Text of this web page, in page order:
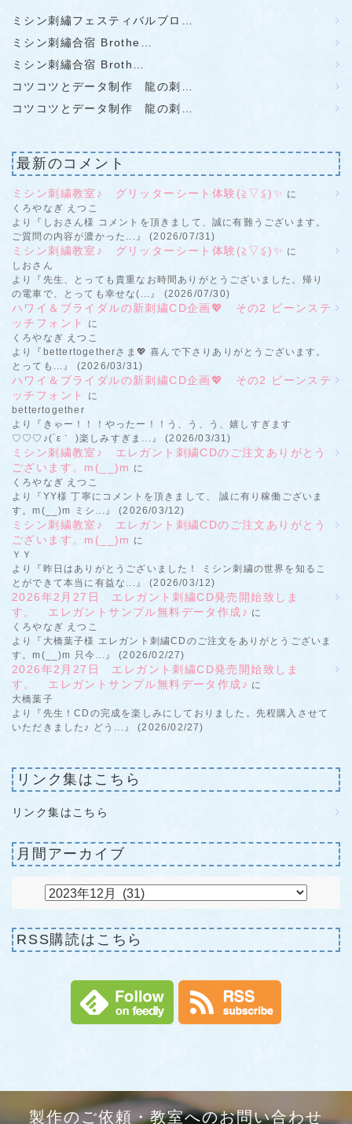
ミシン刺繡フェスティバルブロ…
ミシン刺繡合宿 Brothe…
ミシン刺繡合宿 Broth…
コツコツとデータ制作 龍の刺…
コツコツとデータ制作 龍の刺…
最新のコメント
ミシン刺繍教室♪ グリッターシート体験(≧▽≦)✨ に
くろやなぎ えつこ
より『しおさん様 コメントを頂きまして、誠に有難うございます。
ご質問の内容が濃かった...』 (2026/07/31)
ミシン刺繍教室♪ グリッターシート体験(≧▽≦)✨ に
しおさん
より『先生、とっても貴重なお時間ありがとうございました。帰り
の電車で、とっても幸せな(...』 (2026/07/30)
ハワイ＆ブライダルの新刺繍CD企画💖 その2 ビーンステ
ッチフォント
に
くろやなぎ えつこ
より『bettertogetherさま💖 喜んで下さりありがとうございます。
とっても...』 (2026/03/31)
ハワイ＆ブライダルの新刺繍CD企画💖 その2 ビーンステ
ッチフォント
に
bettertogether
より『きゃー！！！やったー！！う、う、う、嬉しすぎます
♡♡♡♪(´ε｀ )楽しみすぎま...』 (2026/03/31)
ミシン刺繍教室♪ エレガント刺繍CDのご注文ありがとう
ございます。m(__)m に
くろやなぎ えつこ
より『YY様 丁寧にコメントを頂きまして、 誠に有り稼働ございま
す。m(__)m ミシ...』 (2026/03/12)
ミシン刺繍教室♪ エレガント刺繍CDのご注文ありがとう
ございます。m(__)m に
ＹＹ
より『昨日はありがとうございました！ ミシン刺繍の世界を知るこ
とができて本当に有益な...』 (2026/03/12)
2026年2月27日 エレガント刺繍CD発売開始致しま
す。 エレガントサンプル無料データ作成♪ に
くろやなぎ えつこ
より『大橋葉子様 エレガント刺繍CDのご注文をありがとうございま
す。m(__)m 只今...』 (2026/02/27)
2026年2月27日 エレガント刺繍CD発売開始致しま
す。 エレガントサンプル無料データ作成♪ に
大橋葉子
より『先生！CDの完成を楽しみにしておりました。先程購入させて
いただきました♪ どう...』 (2026/02/27)
リンク集はこちら
リンク集はこちら
月間アーカイブ
RSS購読はこちら
製作のご依頼・教室へのお問い合わせ